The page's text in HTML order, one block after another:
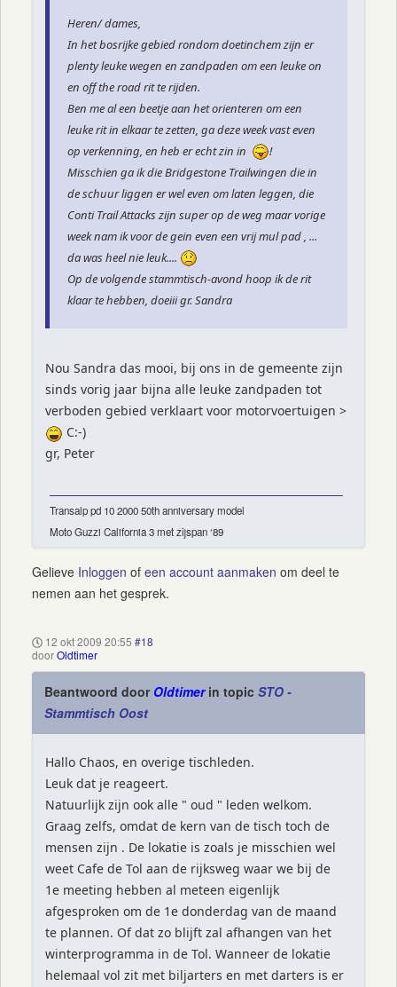
Heren/ dames,
In het bosrijke gebied rondom doetinchem zijn er
plenty leuke wegen en zandpaden om een leuke on
en off the road rit te rijden.
Ben me al een beetje aan het orienteren om een
leuke rit in elkaar te zetten, ga deze week vast even
op verkenning, en heb er echt zin in
!
Misschien ga ik die Bridgestone Trailwingen die in
de schuur liggen er wel even om laten leggen, die
Conti Trail Attacks zijn super op de weg maar vorige
week nam ik voor de gein even een vrij mul pad , ...
da was heel nie leuk....
Op de volgende stammtisch-avond hoop ik de rit
klaar te hebben, doeiii gr. Sandra
Nou Sandra das mooi, bij ons in de gemeente zijn
sinds vorig jaar bijna alle leuke zandpaden tot
verboden gebied verklaart voor motorvoertuigen >
C:-)
gr, Peter
Transalp pd 10 2000 50th anniversary model
Moto Guzzi California 3 met zijspan ‘89
Gelieve Inloggen of een account aanmaken om deel te
nemen aan het gesprek.
12 okt 2009 20:55 #18
doorOldtimer
Beantwoord door Oldtimerin topic STO -
Stammtisch Oost
Hallo Chaos, en overige tischleden.
Leuk dat je reageert.
Natuurlijk zijn ook alle " oud " leden welkom.
Graag zelfs, omdat de kern van de tisch toch de
mensen zijn . De lokatie is zoals je misschien wel
weet Cafe de Tol aan de rijksweg waar we bij de
1e meeting hebben al meteen eigenlijk
afgesproken om de 1e donderdag van de maand
te plannen. Of dat zo blijft zal afhangen van het
winterprogramma in de Tol. Wanneer de lokatie
helemaal vol zit met biljarters en met darters is er